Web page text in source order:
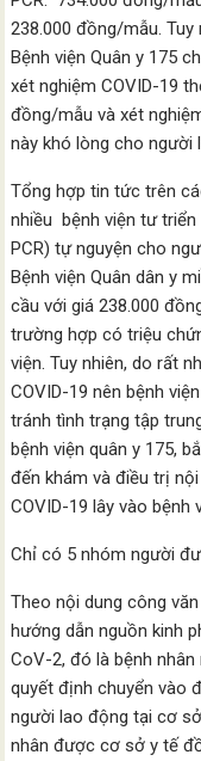
238.000 đồng/mẫu.
Bệnh viện Quân y 175
xét nghiệm COVID-19
đồng/mẫu và xét
này khó lòng cho
Tổng hợp tin tức trên
nhiều bệnh viện tư triển
PCR) tự nguyện cho
Bệnh viện Quân dân y
cầu với giá 238.000
trường hợp có triệu
viện. Tuy nhiên, do rất
COVID-19 nên bệnh
tránh tình trạng tập
bệnh viện quân y 175,
đến khám và điều trị
COVID-19 lây vào bệnh
Chỉ có 5 nhóm người
Theo nội dung công
hướng dẫn nguồn kinh
CoV-2, đó là bệnh
quyết định chuyển vào
người lao động tại cơ
nhân được cơ sở y tế